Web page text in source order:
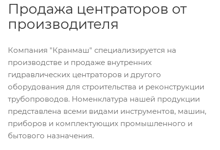
Продажа центраторов от
производителя
Компания "Кранмаш" специализируется на
производстве и продаже внутренних
гидравлических центраторов и другого
оборудования для строительства и реконструкции
трубопроводов. Номенклатура нашей продукции
представлена всеми видами инструментов, машин,
приборов и комплектующих промышленного и
бытового назначения.